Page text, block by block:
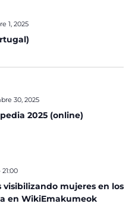
1, 2025
2025 (online)
30, 2025
visibilizando mujeres en los
en WikiEmakumeok
21:00